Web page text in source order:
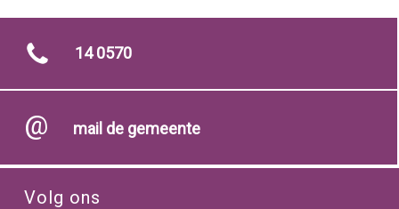
14 0570
mail de gemeente
Volg ons